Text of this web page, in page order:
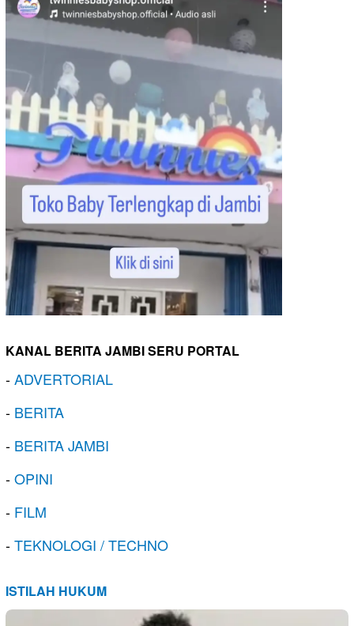
KANAL BERITA JAMBI SERU PORTAL
-ADVERTORIAL
- BERITA
- BERITA JAMBI
-OPINI
- FILM
-TEKNOLOGI / TECHNO
ISTILAH HUKUM